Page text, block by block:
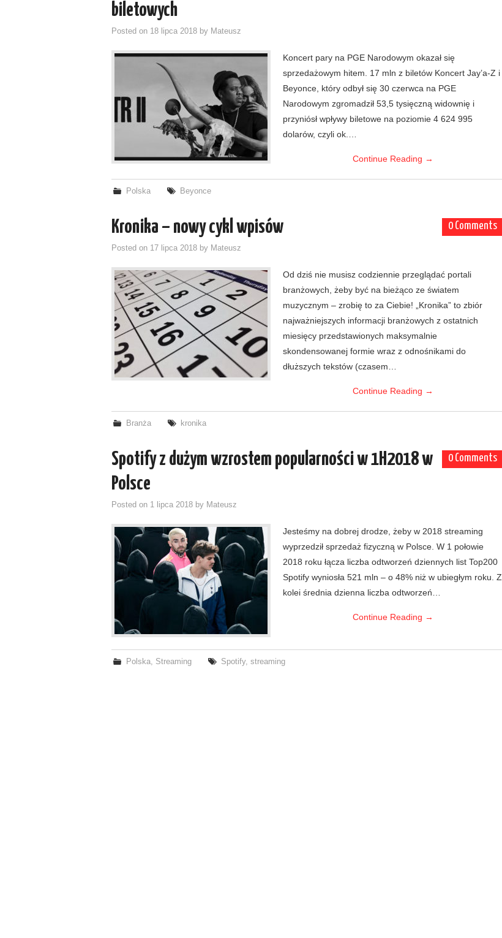
biletowych
Posted on 18 lipca 2018 by Mateusz
Koncert pary na PGE Narodowym okazał się
sprzedażowym hitem. 17 mln z biletów Koncert Jay’a-Z i
Beyonce, który odbył się 30 czerwca na PGE
Narodowym zgromadził 53,5 tysięczną widownię i
przyniósł wpływy biletowe na poziomie 4 624 995
dolarów, czyli ok.…
Continue Reading →
Polska Beyonce
0 Comments
Kronika – nowy cykl wpisów
Posted on 17 lipca 2018 by Mateusz
Od dziś nie musisz codziennie przeglądać portali
branżowych, żeby być na bieżąco ze światem
muzycznym – zrobię to za Ciebie! „Kronika” to zbiór
najważniejszych informacji branżowych z ostatnich
miesięcy przedstawionych maksymalnie
skondensowanej formie wraz z odnośnikami do
dłuższych tekstów (czasem…
Continue Reading →
Branża kronika
0 Comments
Spotify z dużym wzrostem popularności w 1H2018 w
Polsce
Posted on 1 lipca 2018 by Mateusz
Jesteśmy na dobrej drodze, żeby w 2018 streaming
wyprzedził sprzedaż fizyczną w Polsce. W 1 połowie
2018 roku łącza liczba odtworzeń dziennych list Top200
Spotify wyniosła 521 mln – o 48% niż w ubiegłym roku. Z
kolei średnia dzienna liczba odtworzeń…
Continue Reading →
Polska, Streaming Spotify,streaming